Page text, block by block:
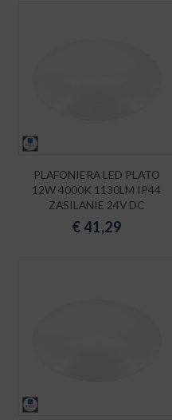
PLAFONIERA LED PLATO
12W 4000K 1130LM IP44
ZASILANIE 24V DC
€41,29